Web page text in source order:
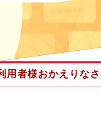
用者様おかえりな